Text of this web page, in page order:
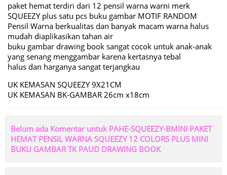
paket hemat terdiri dari 12 pensil warna warni merk
SQUEEZY plus satu pcs buku gambar MOTIF RANDOM
Pensil Warna berkualitas dan banyak macam warna halus
mudah diaplikasikan tahan air
buku gambar drawing book sangat cocok untuk anak-anak
yang senang menggambar karena kertasnya tebal
halus dan harganya sangat terjangkau
UK KEMASAN SQUEEZY 9X21CM
UK KEMASAN BK-GAMBAR 26cm x18cm
Belum ada Komentar untuk PAHE-SQUEEZY-BMINI PAKET
HEMAT PENSIL WARNA SQUEEZY 12 COLORS PLUS MINI
BUKU GAMBAR TK PAUD DRAWING BOOK